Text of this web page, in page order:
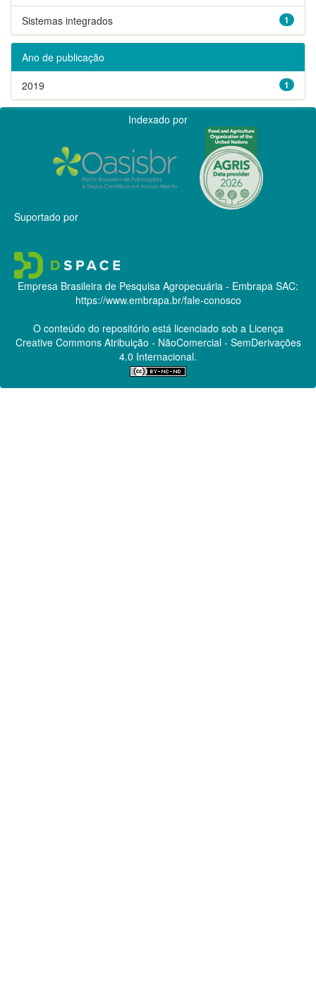
1
Sistemas integrados
Ano de publicação
1
2019
Indexado por
Suportado por
Empresa Brasileira de Pesquisa Agropecuária - Embrapa SAC:
https://www.embrapa.br/fale-conosco
O conteúdo do repositório está licenciado sob a Licença
Creative CommonsAtribuição - NãoComercial - SemDerivações
4.0 Internacional.